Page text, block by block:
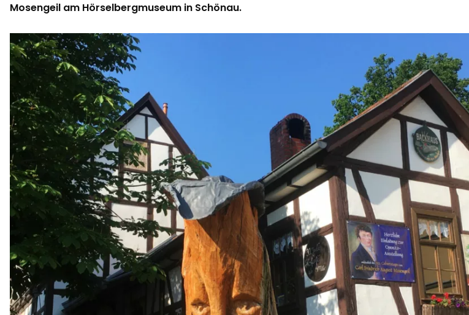
Mosengeil am Hörselbergmuseum in Schönau.